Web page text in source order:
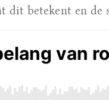
dit betekent en